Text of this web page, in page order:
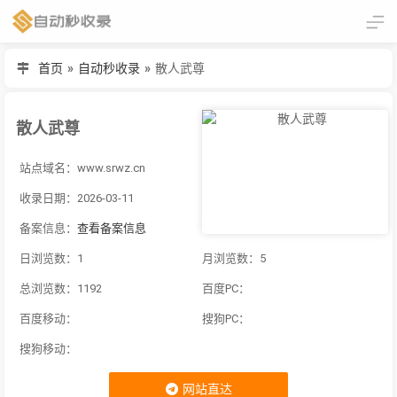
首页 » 自动秒收录 » 散人武尊
散人武尊
站点域名：www.srwz.cn
收录日期：2026-03-11
备案信息： 查看备案信息
日浏览数：1 月浏览数：5
总浏览数：1192 百度PC：
百度移动： 搜狗PC：
搜狗移动：
网站直达